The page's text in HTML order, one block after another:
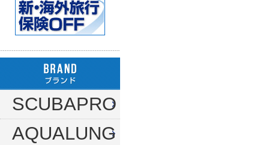
リール
パーツ・アクセサリー
フロート
ストリンガー
ラインワインダー
手モリ・パラライザー
その他
ベル・シェーカー
リール
その他
アクセサリー・その他
その他
ゲージ
オクトパス
ダイブコンピューター
タンク（4・8・10L）
タンク（12・14L）
タンク（250気圧）
SCUBAPRO
AQUALUNG